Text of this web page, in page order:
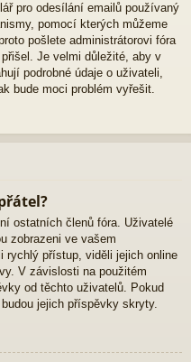
pro odesílání emailů používaný
pomocí kterých můžeme
pošlete administrátorovi fóra
Je velmi důležité, aby v
podrobné údaje o uživateli,
bude moci problém vyřešit.
ostatních členů fóra. Uživatelé
zobrazeni ve vašem
rychlý přístup, viděli jejich online
V závislosti na použitém
od těchto uživatelů. Pokud
jejich příspěvky skryty.